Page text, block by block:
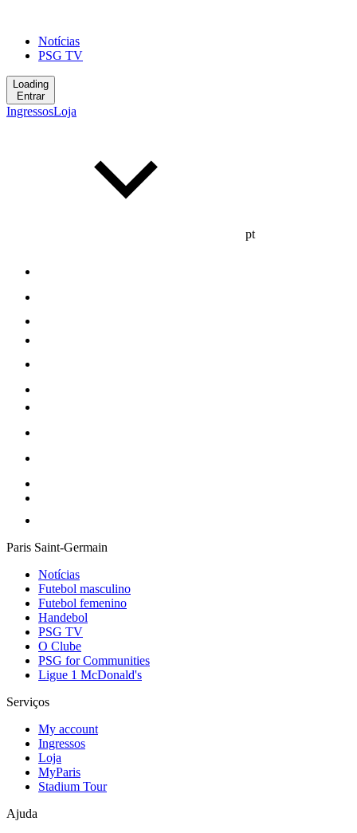
Notícias
PSG TV
Loading
Entrar
IngressosLoja
pt
Paris Saint-Germain
Notícias
Futebol masculino
Futebol femenino
Handebol
PSG TV
O Clube
PSG for Communities
Ligue 1 McDonald's
Serviços
My account
Ingressos
Loja
MyParis
Stadium Tour
Ajuda